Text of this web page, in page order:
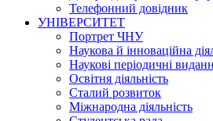
Телефонний довідник
УНІВЕРСИТЕТ
Портрет ЧНУ
Наукова й інноваційна
Наукові періодичні
Освітня діяльність
Сталий розвиток
Міжнародна діяльність